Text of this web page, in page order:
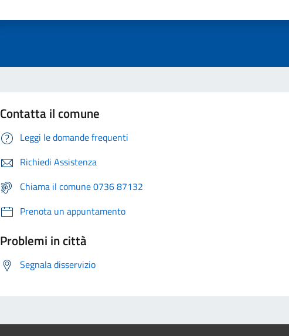
Contatta il comune
Leggi le domande frequenti
Richiedi Assistenza
Chiama il comune 0736 87132
Prenota un appuntamento
Problemi in città
Segnala disservizio